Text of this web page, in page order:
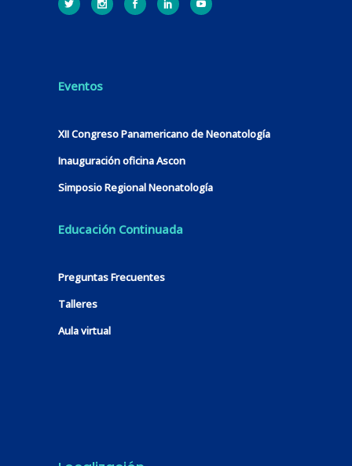
Eventos
XII Congreso Panamericano de Neonatología
Inauguración oficina Ascon
Simposio Regional Neonatología
Educación Continuada
Preguntas Frecuentes
Talleres
Aula virtual